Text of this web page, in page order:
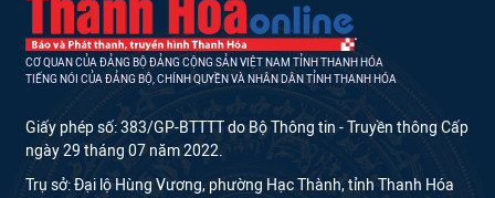
CƠ QUAN CỦA ĐẢNG BỘ ĐẢNG CỘNG SẢN VIỆT NAM TỈNH THANH HÓA
TIẾNG NÓI CỦA ĐẢNG BỘ, CHÍNH QUYỀN VÀ NHÂN DÂN TỈNH THANH HÓA
Giấy phép số: 383/GP-BTTTT do Bộ Thông tin - Truyền thông Cấp
ngày 29 tháng 07 năm 2022.
Trụ sở: Đại lộ Hùng Vương, phường Hạc Thành, tỉnh Thanh Hóa